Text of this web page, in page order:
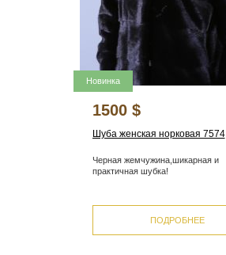
Новинка
1500 $
Шуба женская норковая 7574
Черная жемчужина,шикарная и
практичная шубка!
ПОДРОБНЕЕ